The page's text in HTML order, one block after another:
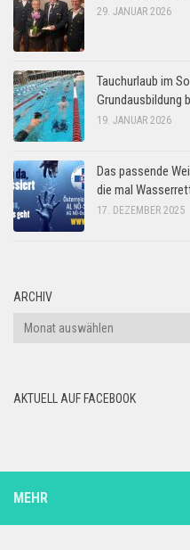
29. JANUAR 2026
Tauchurlaub im
Grundausbildung
19. JANUAR 2026
Das passende
die mal
17. DEZEMBER 2025
ARCHIV
Archiv
AKTUELL AUF FACEBOOK
MEHR